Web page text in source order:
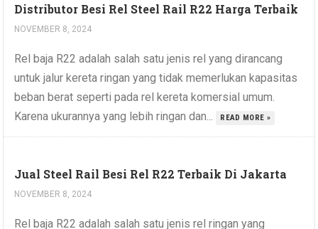
Distributor Besi Rel Steel Rail R22 Harga Terbaik
NOVEMBER 8, 2024
Rel baja R22 adalah salah satu jenis rel yang dirancang
untuk jalur kereta ringan yang tidak memerlukan kapasitas
beban berat seperti pada rel kereta komersial umum.
Karena ukurannya yang lebih ringan dan...
READ MORE »
Jual Steel Rail Besi Rel R22 Terbaik Di Jakarta
NOVEMBER 8, 2024
Rel baja R22 adalah salah satu jenis rel ringan yang